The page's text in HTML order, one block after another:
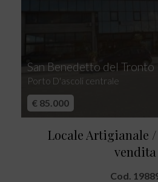
San Benedetto del Tronto
Porto D'ascoli centrale
€ 85.000
Locale Artigianale
vendita
Cod.